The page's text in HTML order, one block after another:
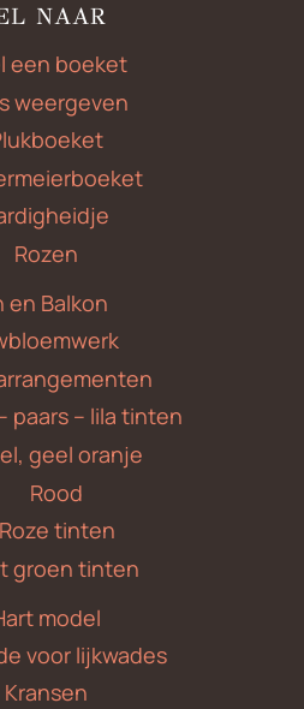
NAAR
een boeket
weergeven
Rozen
en Balkon
paars – lila tinten
geel oranje
Rood
Roze tinten
groen tinten
model
voor lijkwades
Kransen